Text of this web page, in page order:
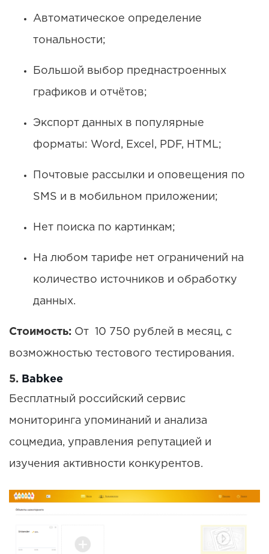
Автоматическое определение
тональности;
Большой выбор преднастроенных
графиков и отчётов;
Экспорт данных в популярные
форматы: Word, Excel, PDF, HTML;
Почтовые рассылки и оповещения по
SMS и в мобильном приложении;
Нет поиска по картинкам;
На любом тарифе нет ограничений на
количество источников и обработку
данных.
Стоимость: От 10 750 рублей в месяц, с
возможностью тестового тестирования.
5. Babkee
Бесплатный российский сервис
мониторинга упоминаний и анализа
соцмедиа, управления репутацией и
изучения активности конкурентов.